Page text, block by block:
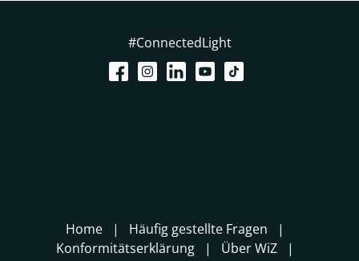
#ConnectedLight
Home
Häufig gestellte Fragen
Konformitätserklärung
Über WiZ